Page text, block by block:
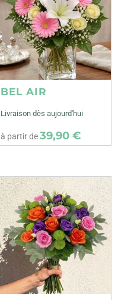
BEL AIR
Livraison dès aujourd'hui
à partir de39,90 €